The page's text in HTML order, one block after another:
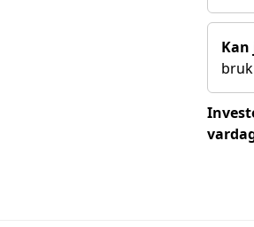
Kan